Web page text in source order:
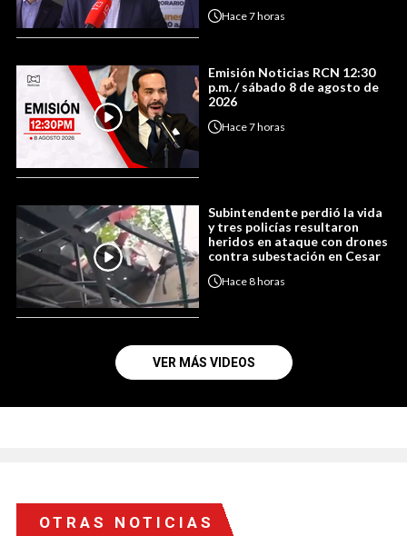
Hace7 horas
Emisión Noticias RCN 12:30
p.m. / sábado 8 de agosto de
2026
Hace7 horas
Subintendente perdió la vida
y tres policías resultaron
heridos en ataque con drones
contra subestación en Cesar
Hace8 horas
VER MÁS VIDEOS
OTRAS NOTICIAS